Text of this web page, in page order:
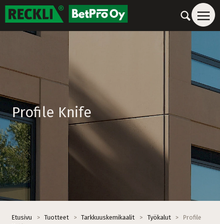
Profile Knife
Etusivu > Tuotteet > Tarkkuuskemikaalit > Työkalut >
Profile